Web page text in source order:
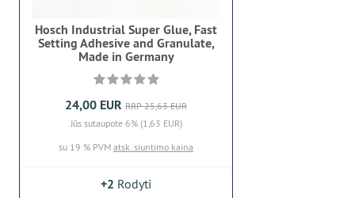
Hosch Industrial Super Glue, Fast
Setting Adhesive and Granulate,
Made in Germany
24,00 EUR RRP 25,63 EUR
Jūs sutaupote 6% (1,63 EUR)
su 19 % PVM atsk. siuntimo kaina
+2 Rodyti